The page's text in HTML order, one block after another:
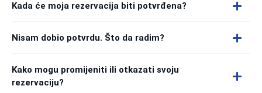
Kada će moja rezervacija biti potvrđena?
Nisam dobio potvrdu. Što da radim?
Kako mogu promijeniti ili otkazati svoju
rezervaciju?